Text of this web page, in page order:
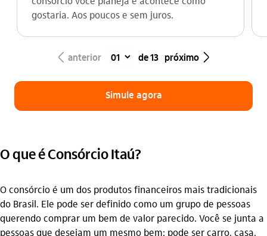
gostaria. Aos poucos e sem juros.
seta_esquerda anterior de 13 próximo seta_direita
Simule agora
O que é Consórcio Itaú?
O consórcio é um dos produtos financeiros mais tradicionais
do Brasil. Ele pode ser definido como um grupo de pessoas
querendo comprar um bem de valor parecido. Você se junta a
pessoas que desejam um mesmo bem: pode ser carro, casa,